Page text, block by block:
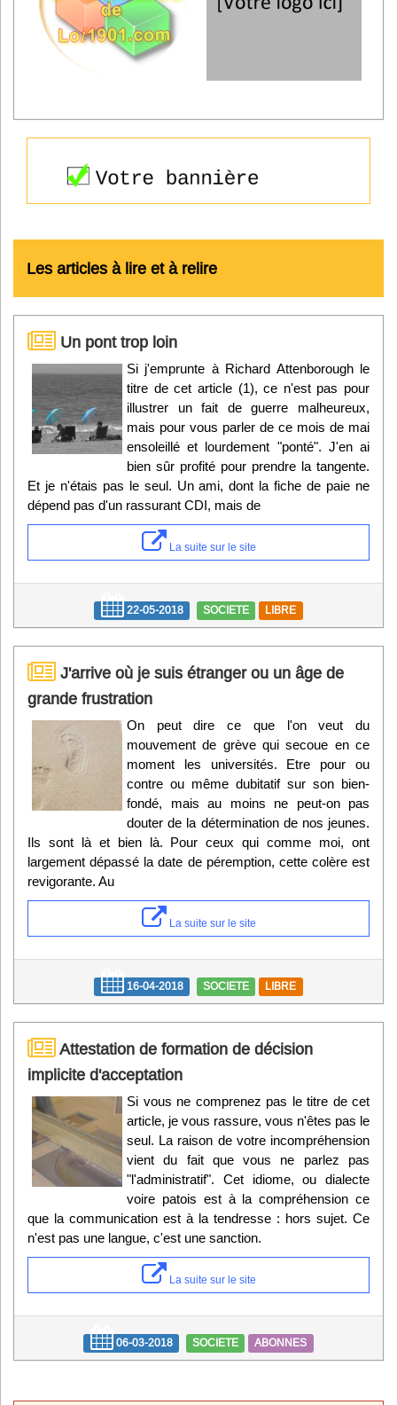
Les articles à lire et à relire
Un pont trop loin
Si j'emprunte à Richard Attenborough le
titre de cet article (1), ce n'est pas pour
illustrer un fait de guerre malheureux,
mais pour vous parler de ce mois de mai
ensoleillé et lourdement "ponté". J'en ai
bien sûr profité pour prendre la tangente.
Et je n'étais pas le seul. Un ami, dont la fiche de paie ne
dépend pas d'un rassurant CDI, mais de
La suite sur le site
22-05-2018 SOCIETE LIBRE
J'arrive où je suis étranger ou un âge de
grande frustration
On peut dire ce que l'on veut du
mouvement de grève qui secoue en ce
moment les universités. Etre pour ou
contre ou même dubitatif sur son bien-
fondé, mais au moins ne peut-on pas
douter de la détermination de nos jeunes.
Ils sont là et bien là. Pour ceux qui comme moi, ont
largement dépassé la date de péremption, cette colère est
revigorante. Au
La suite sur le site
16-04-2018 SOCIETE LIBRE
Attestation de formation de décision
implicite d'acceptation
Si vous ne comprenez pas le titre de cet
article, je vous rassure, vous n'êtes pas le
seul. La raison de votre incompréhension
vient du fait que vous ne parlez pas
"l'administratif". Cet idiome, ou dialecte
voire patois est à la compréhension ce
que la communication est à la tendresse : hors sujet. Ce
n'est pas une langue, c'est une sanction.
La suite sur le site
06-03-2018 SOCIETE ABONNES